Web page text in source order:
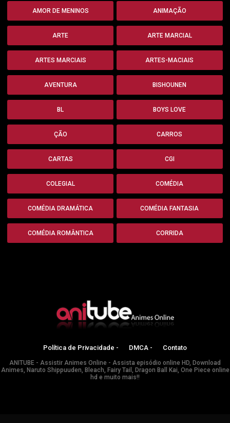
AMOR DE MENINOS ANIMAÇÃO
ARTE ARTE MARCIAL
ARTES MARCIAIS ARTES-MACIAIS
AVENTURA BISHOUNEN
BL BOYS LOVE
ÇÃO CARROS
CARTAS CGI
COLEGIAL COMÉDIA
COMÉDIA DRAMÁTICA COMÉDIA FANTASIA
COMÉDIA ROMÂNTICA CORRIDA
Política de Privacidade - DMCA - Contato
ANITUBE - Assistir Animes Online - Assista episódio online HD, Download
Animes, Naruto Shippuuden, Bleach, Fairy Tail, Dragon Ball Kai, One Piece online
hd e muito mais!!